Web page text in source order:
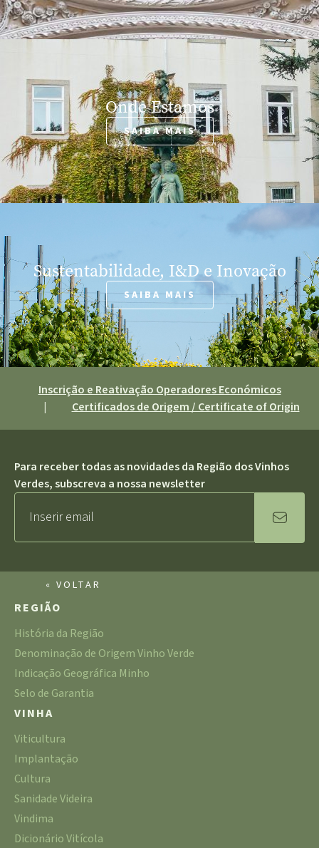
Onde Estamos
SAIBA MAIS
Sustentabilidade, I&D e Inovação
SAIBA MAIS
Inscrição e Reativação Operadores Económicos
|
Certificados de Origem / Certificate of Origin
Para receber todas as novidades da Região dos Vinhos
Verdes, subscreva a nossa newsletter
« VOLTAR
REGIÃO
História da Região
Denominação de Origem Vinho Verde
Indicação Geográfica Minho
Selo de Garantia
VINHA
Viticultura
Implantação
Cultura
Sanidade Videira
Vindima
Dicionário Vitícola